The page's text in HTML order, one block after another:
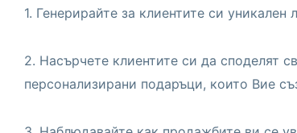
1. Генерирайте за клиентите си уникален
2. Насърчете клиентите си да споделят
персонализирани подаръци, които Вие